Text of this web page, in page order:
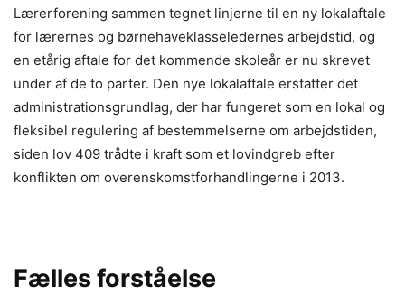
Lærerforening sammen tegnet linjerne til en ny lokalaftale
for lærernes og børnehaveklasseledernes arbejdstid, og
en etårig aftale for det kommende skoleår er nu skrevet
under af de to parter. Den nye lokalaftale erstatter det
administrationsgrundlag, der har fungeret som en lokal og
fleksibel regulering af bestemmelserne om arbejdstiden,
siden lov 409 trådte i kraft som et lovindgreb efter
konflikten om overenskomstforhandlingerne i 2013.
Fælles forståelse